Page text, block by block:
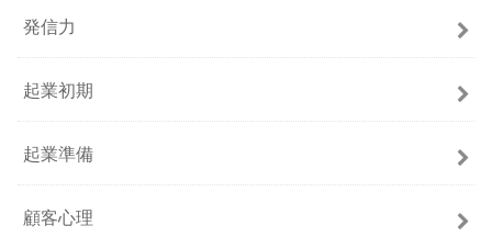
発信力
起業初期
起業準備
顧客心理